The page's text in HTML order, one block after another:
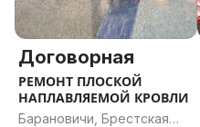
Договорная
РЕМОНТ ПЛОСКОЙ
НАПЛАВЛЯЕМОЙ КРОВЛИ
Барановичи, Брестская